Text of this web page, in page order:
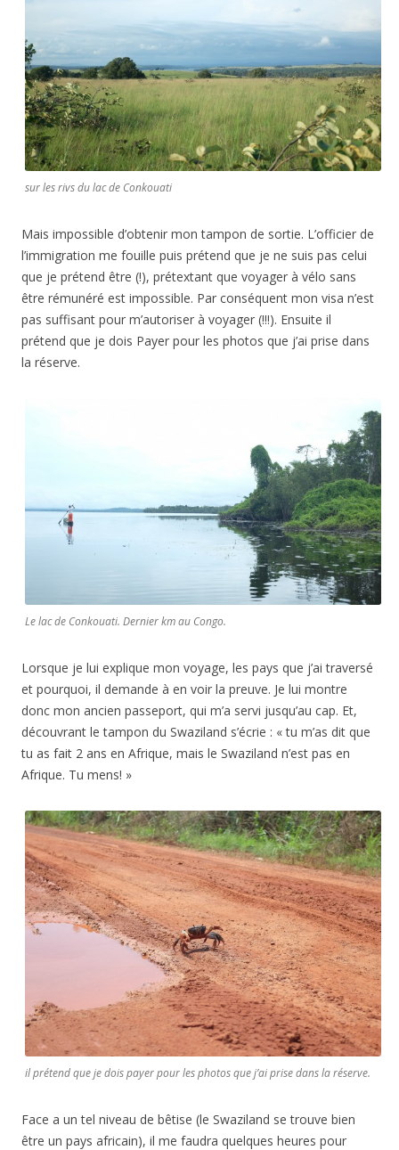
sur les rivs du lac de Conkouati
Mais impossible d’obtenir mon tampon de sortie. L’officier de
l’immigration me fouille puis prétend que je ne suis pas celui
que je prétend être (!), prétextant que voyager à vélo sans
être rémunéré est impossible. Par conséquent mon visa n’est
pas suffisant pour m’autoriser à voyager (!!!). Ensuite il
prétend que je dois Payer pour les photos que j’ai prise dans
la réserve.
Le lac de Conkouati. Dernier km au Congo.
Lorsque je lui explique mon voyage, les pays que j’ai traversé
et pourquoi, il demande à en voir la preuve. Je lui montre
donc mon ancien passeport, qui m’a servi jusqu’au cap. Et,
découvrant le tampon du Swaziland s’écrie : « tu m’as dit que
tu as fait 2 ans en Afrique, mais le Swaziland n’est pas en
Afrique. Tu mens! »
il prétend que je dois payer pour les photos que j’ai prise dans la réserve.
Face a un tel niveau de bêtise (le Swaziland se trouve bien
être un pays africain), il me faudra quelques heures pour